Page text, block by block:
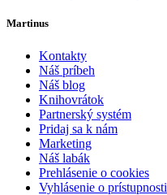
Martinus
Kontakty
Náš príbeh
Náš blog
Knihovrátok
Partnerský systém
Pridaj sa k nám
Marketing
Náš labák
Prehlásenie o cookies
Vyhlásenie o prístupnosti